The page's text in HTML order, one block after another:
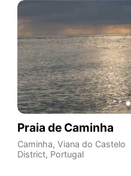
Praia de Caminha
Caminha, Viana do Castelo
District, Portugal